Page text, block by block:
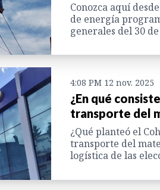
Conozca aquí
de energía
generales del 30
4:08 PM 12 nov. 2025
¿En qué
transporte del
¿Qué planteó el
transporte del
logística de las